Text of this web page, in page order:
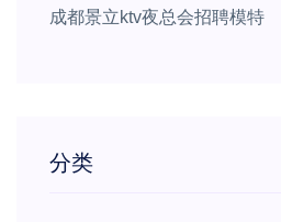
成都景立ktv夜总会招聘模特
分类